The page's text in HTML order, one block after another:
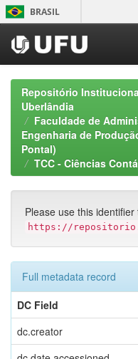
Skip
navigation
BRASIL
Repositório
Uberlândia
Faculdade de
Engenharia de
Pontal)
TCC - Ciências
Please use this
https://
Full metadata record
DC Field
dc.creator